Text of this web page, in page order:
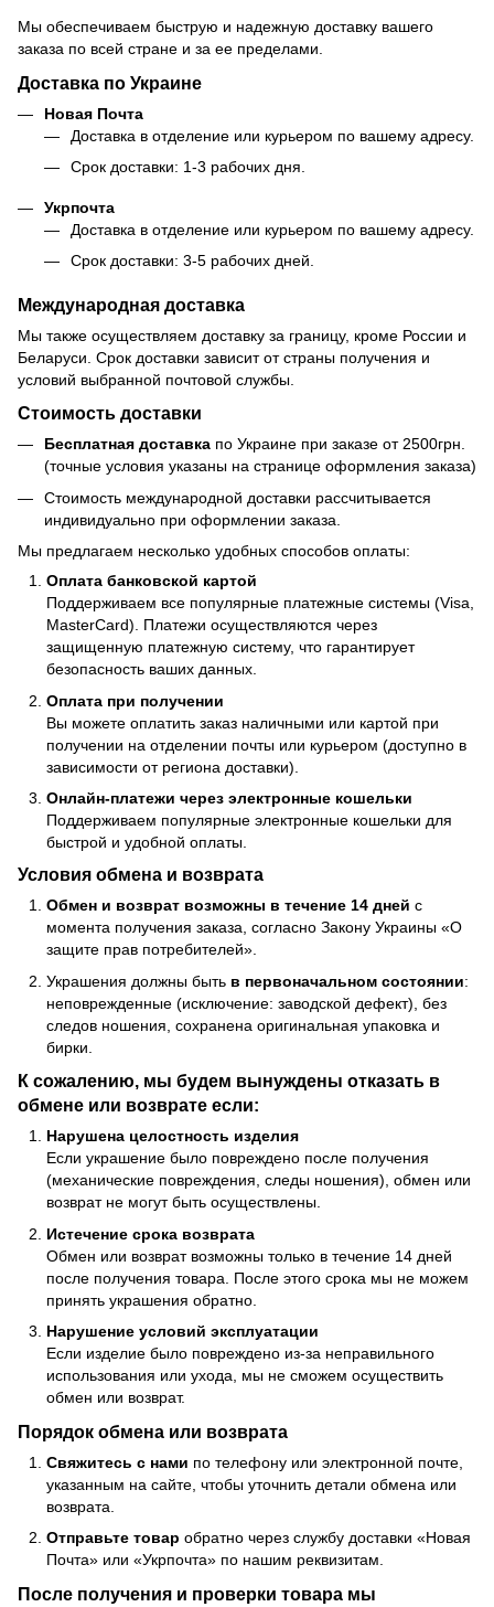
Мы обеспечиваем быструю и надежную доставку вашего
заказа по всей стране и за ее пределами.
Доставка по Украине
Новая Почта
Доставка в отделение или курьером по вашему адресу.
Срок доставки: 1-3 рабочих дня.
Укрпочта
Доставка в отделение или курьером по вашему адресу.
Срок доставки: 3-5 рабочих дней.
Международная доставка
Мы также осуществляем доставку за границу, кроме России и
Беларуси. Срок доставки зависит от страны получения и
условий выбранной почтовой службы.
Стоимость доставки
Бесплатная доставка по Украине при заказе от 2500грн.
(точные условия указаны на странице оформления заказа)
Стоимость международной доставки рассчитывается
индивидуально при оформлении заказа.
Мы предлагаем несколько удобных способов оплаты:
Оплата банковской картой
Поддерживаем все популярные платежные системы (Visa,
MasterCard). Платежи осуществляются через
защищенную платежную систему, что гарантирует
безопасность ваших данных.
Оплата при получении
Вы можете оплатить заказ наличными или картой при
получении на отделении почты или курьером (доступно в
зависимости от региона доставки).
Онлайн-платежи через электронные кошельки
Поддерживаем популярные электронные кошельки для
быстрой и удобной оплаты.
Условия обмена и возврата
Обмен и возврат возможны в течение 14 дней с
момента получения заказа, согласно Закону Украины «О
защите прав потребителей».
Украшения должны быть в первоначальном состоянии:
неповрежденные (исключение: заводской дефект), без
следов ношения, сохранена оригинальная упаковка и
бирки.
К сожалению, мы будем вынуждены отказать в
обмене или возврате если:
Нарушена целостность изделия
Если украшение было повреждено после получения
(механические повреждения, следы ношения), обмен или
возврат не могут быть осуществлены.
Истечение срока возврата
Обмен или возврат возможны только в течение 14 дней
после получения товара. После этого срока мы не можем
принять украшения обратно.
Нарушение условий эксплуатации
Если изделие было повреждено из-за неправильного
использования или ухода, мы не сможем осуществить
обмен или возврат.
Порядок обмена или возврата
Свяжитесь с нами по телефону или электронной почте,
указанным на сайте, чтобы уточнить детали обмена или
возврата.
Отправьте товар обратно через службу доставки «Новая
Почта» или «Укрпочта» по нашим реквизитам.
После получения и проверки товара мы